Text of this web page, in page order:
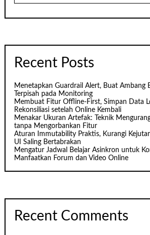
Recent Posts
Menetapkan Guardrail Alert, Buat Ambang
Terpisah pada Monitoring
Membuat Fitur Offline-First, Simpan Data
Rekonsiliasi setelah Online Kembali
Menakar Ukuran Artefak: Teknik
tanpa Mengorbankan Fitur
Aturan Immutability Praktis, Kurangi
UI Saling Bertabrakan
Mengatur Jadwal Belajar Asinkron untuk
Manfaatkan Forum dan Video Online
Recent Comments